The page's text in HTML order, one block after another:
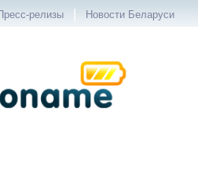
Пресс-релизы | Новости Беларуси